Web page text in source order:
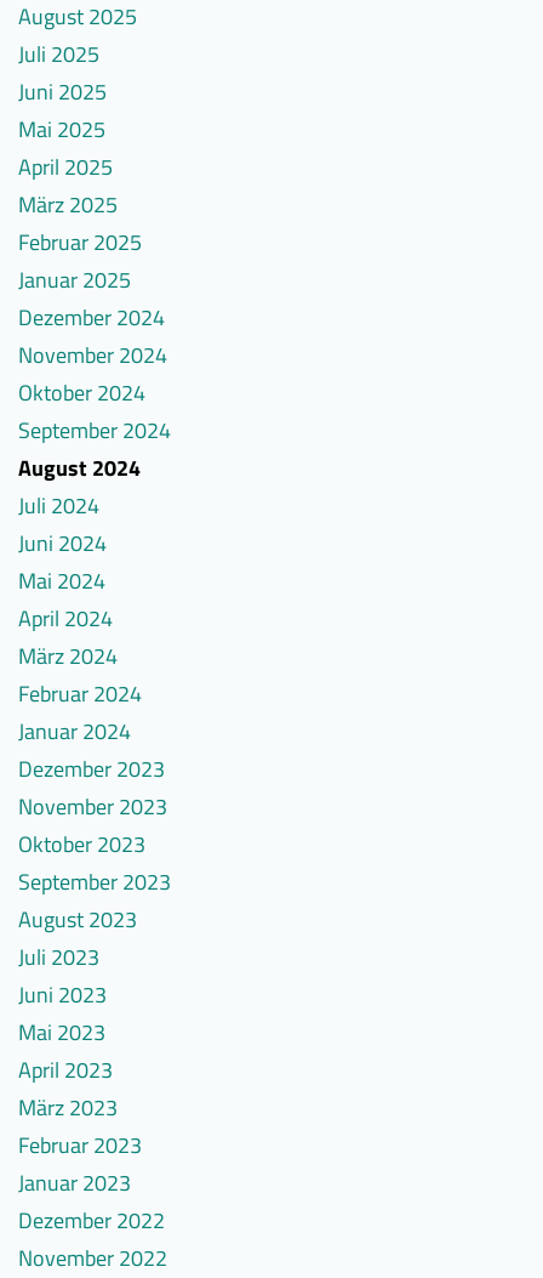
%-
Punkte
Sie
August 2025
Juli 2025
Juni 2025
Mai 2025
April 2025
März 2025
Februar 2025
Januar 2025
Dezember 2024
November 2024
Oktober 2024
September 2024
August 2024
Juli 2024
Juni 2024
Mai 2024
April 2024
März 2024
Februar 2024
Januar 2024
Dezember 2023
November 2023
Oktober 2023
September 2023
August 2023
Juli 2023
Juni 2023
Mai 2023
April 2023
März 2023
Februar 2023
Januar 2023
Dezember 2022
November 2022